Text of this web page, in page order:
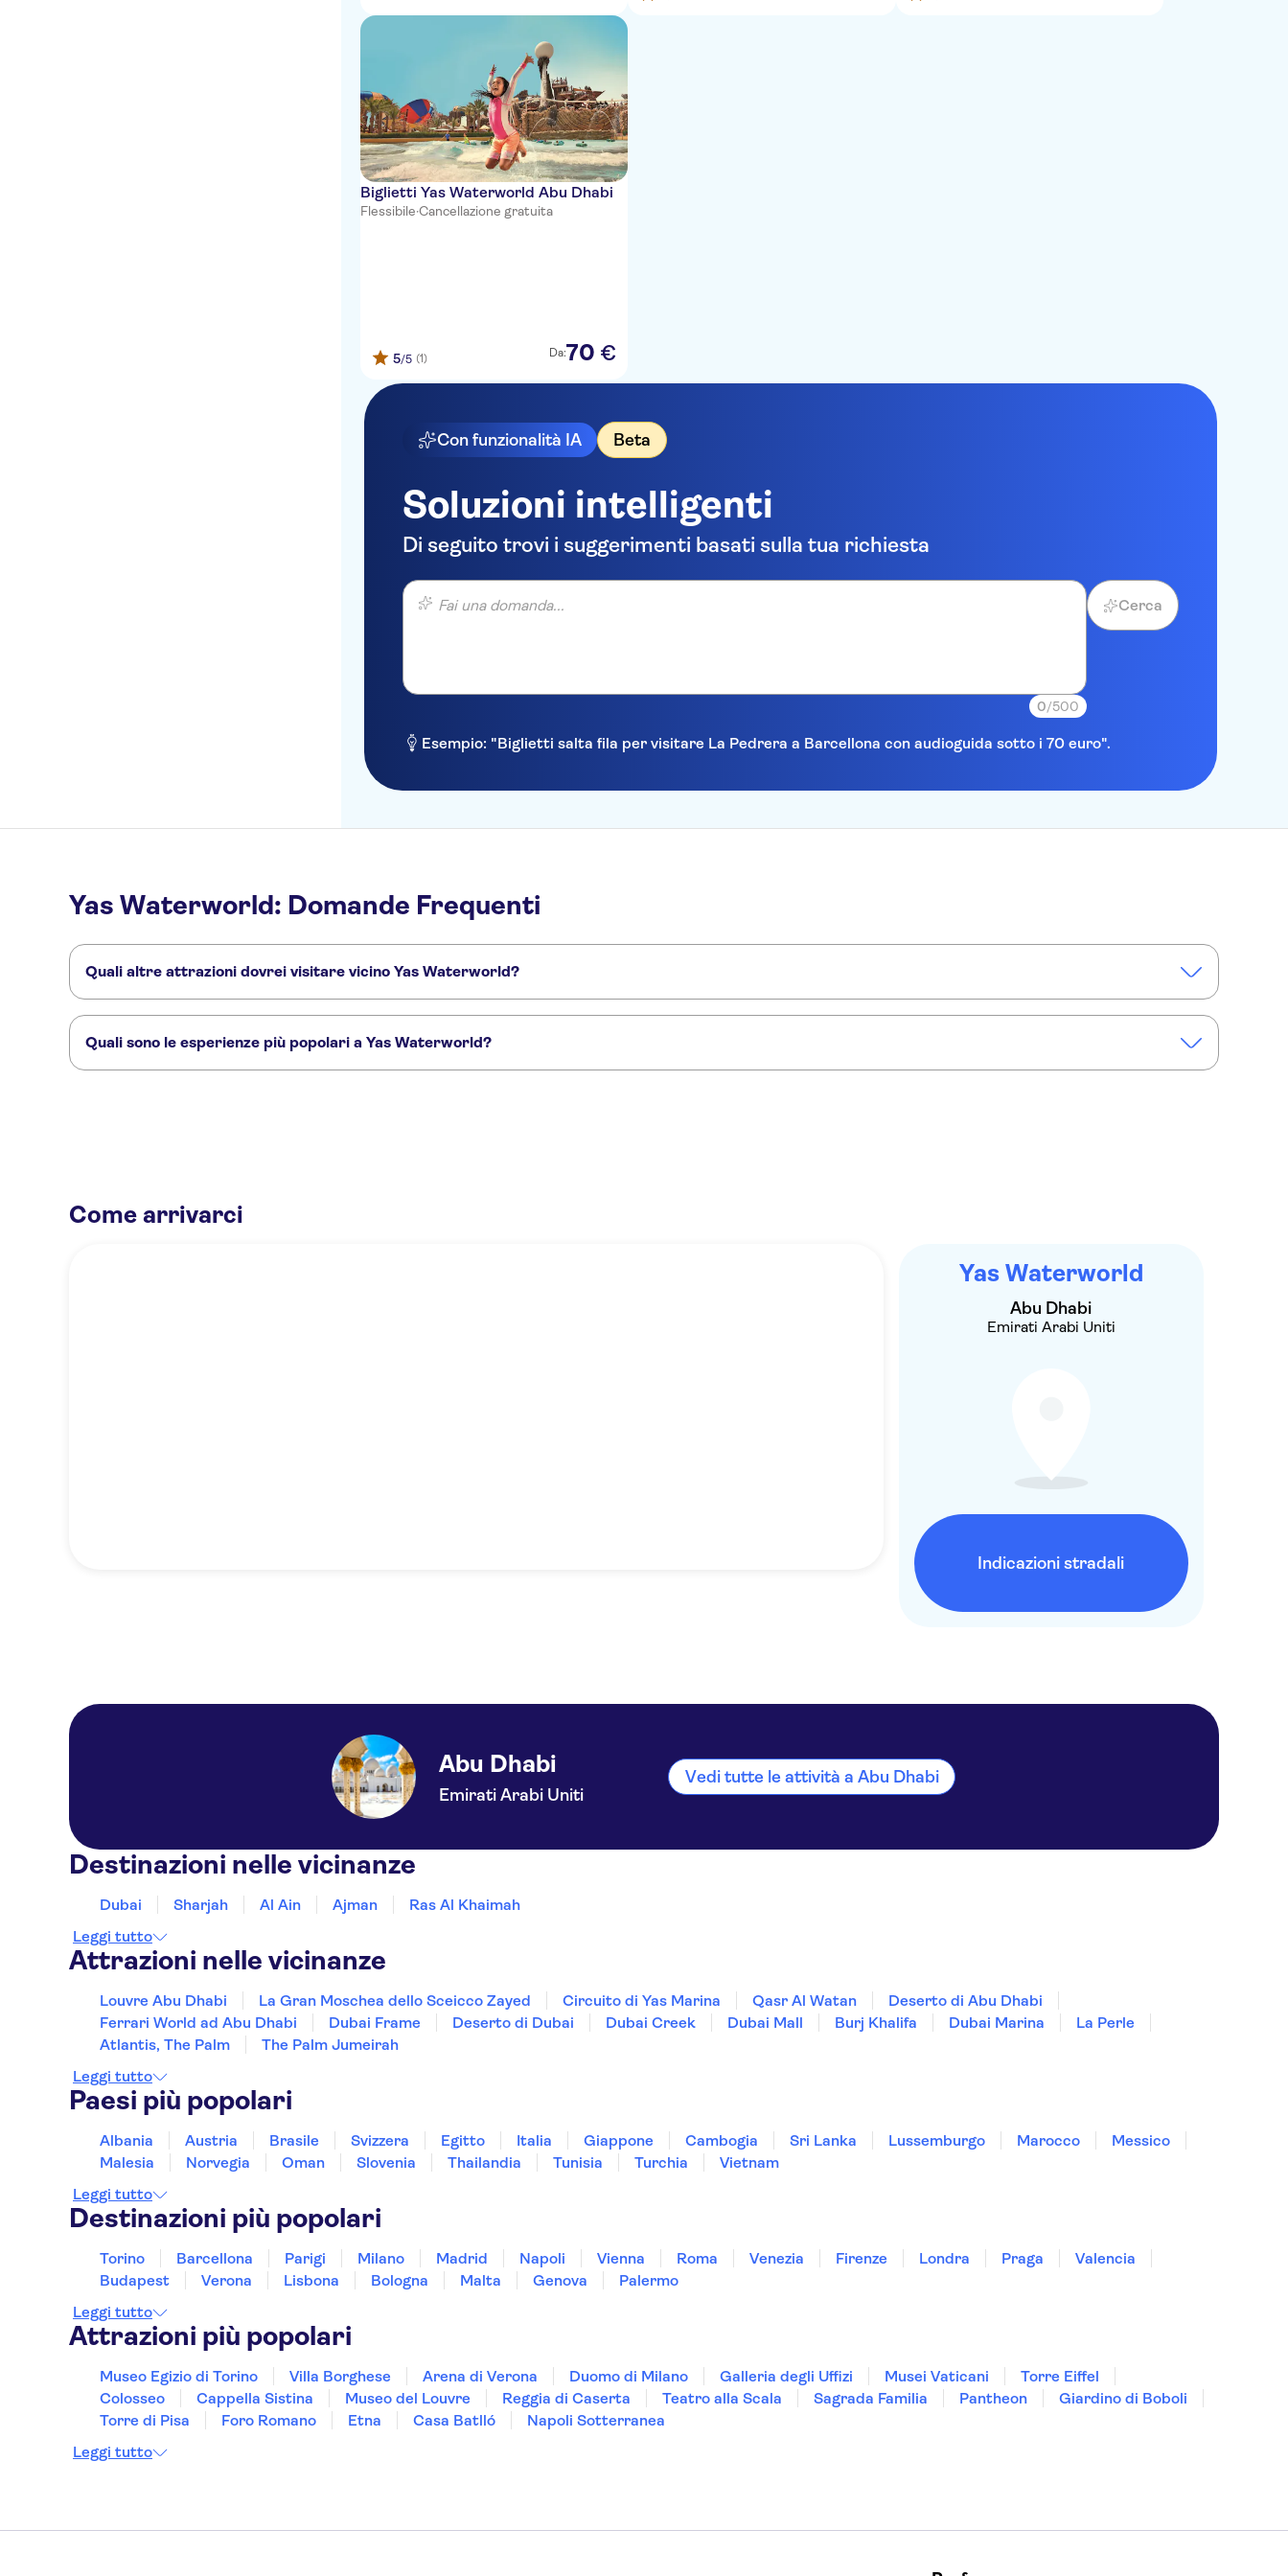
Biglietti Yas Waterworld Abu Dhabi
Flessibile·Cancellazione gratuita
5/5 (1) Da:70 €
Con funzionalità IA Beta
Soluzioni intelligenti
Di seguito trovi i suggerimenti basati sulla tua richiesta
Fai una domanda...
0/500
Cerca
Esempio: "Biglietti salta fila per visitare La Pedrera a Barcellona con audioguida sotto i 70 euro".
Yas Waterworld: Domande Frequenti
Quali altre attrazioni dovrei visitare vicino Yas Waterworld?
Louvre Abu Dhabi La Gran Moschea dello Sceicco Zayed Circuito di Yas Marina
Quali sono le esperienze più popolari a Yas Waterworld?
Come arrivarci
Yas Waterworld
Abu Dhabi
Emirati Arabi Uniti
Indicazioni stradali
Abu Dhabi
Emirati Arabi Uniti
Vedi tutte le attività a Abu Dhabi
Destinazioni nelle vicinanze
Dubai Sharjah Al Ain Ajman
Ras Al Khaimah
Leggi tutto
Attrazioni nelle vicinanze
Louvre Abu Dhabi La Gran Moschea dello Sceicco Zayed Circuito di Yas Marina Qasr Al Watan
Deserto di Abu Dhabi
Ferrari World ad Abu Dhabi
Dubai Frame Deserto di Dubai Dubai Creek Dubai Mall Burj Khalifa Dubai Marina
La Perle
Atlantis, The Palm
The Palm Jumeirah
Leggi tutto
Paesi più popolari
Albania Austria Brasile Svizzera Egitto Italia Giappone Cambogia Sri Lanka Lussemburgo Marocco
Messico
Malesia
Norvegia Oman Slovenia Thailandia Tunisia Turchia
Vietnam
Leggi tutto
Destinazioni più popolari
Torino Barcellona Parigi Milano Madrid Napoli Vienna Roma Venezia Firenze Londra Praga
Valencia
Budapest
Verona Lisbona Bologna Malta Genova
Palermo
Leggi tutto
Attrazioni più popolari
Museo Egizio di Torino Villa Borghese Arena di Verona Duomo di Milano Galleria degli Uffizi Musei Vaticani
Torre Eiffel
Colosseo
Cappella Sistina Museo del Louvre Reggia di Caserta Teatro alla Scala Sagrada Familia Pantheon
Giardino di Boboli
Torre di Pisa
Foro Romano Etna Casa Batlló
Napoli Sotterranea
Leggi tutto